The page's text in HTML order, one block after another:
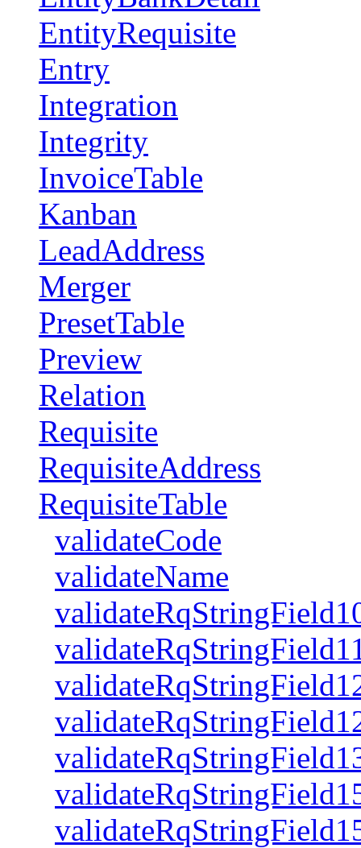
EntityRequisite
Entry
Integration
Integrity
InvoiceTable
Kanban
LeadAddress
Merger
PresetTable
Preview
Relation
Requisite
RequisiteAddress
RequisiteTable
validateCode
validateName